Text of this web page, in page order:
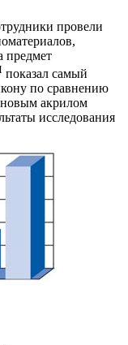
провели
предмет
показал самый
по сравнению
акрилом
исследования